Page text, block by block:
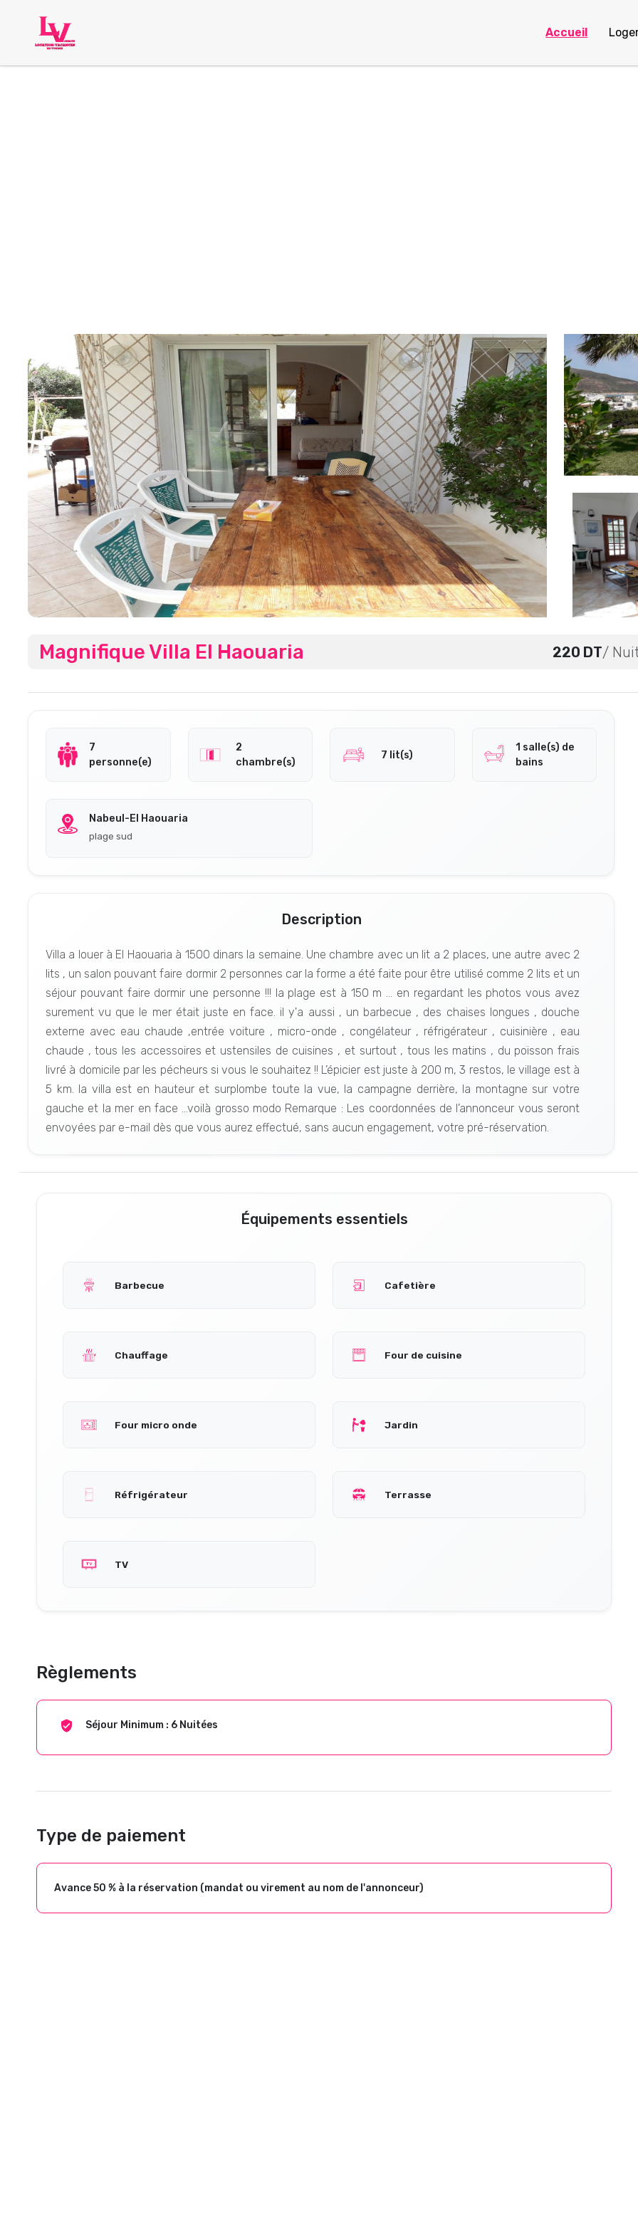
Accueil
Magnifique Villa El Haouaria 220 DT/
7
personne(e)
2
chambre(s)
7 lit(s)
1 salle(s) de
bains
Nabeul-El Haouaria
plage sud
Description
Villa a louer à El Haouaria à 1500 dinars la semaine. Une chambre avec un lit a 2 places, une autre avec 2
lits , un salon pouvant faire dormir 2 personnes car la forme a été faite pour être utilisé comme 2 lits et un
séjour pouvant faire dormir une personne !!! la plage est à 150 m ... en regardant les photos vous avez
surement vu que le mer était juste en face. il y'a aussi , un barbecue , des chaises longues , douche
externe avec eau chaude ,entrée voiture , micro-onde , congélateur , réfrigérateur , cuisinière , eau
chaude , tous les accessoires et ustensiles de cuisines , et surtout , tous les matins , du poisson frais
livré à domicile par les pécheurs si vous le souhaitez !! L’épicier est juste à 200 m, 3 restos, le village est à
5 km. la villa est en hauteur et surplombe toute la vue, la campagne derrière, la montagne sur votre
gauche et la mer en face ...voilà grosso modo Remarque : Les coordonnées de l’annonceur vous seront
envoyées par e-mail dès que vous aurez effectué, sans aucun engagement, votre pré-réservation.
Équipements essentiels
Barbecue Cafetière
Chauffage Four de cuisine
Four micro onde Jardin
Réfrigérateur Terrasse
TV
Règlements
Séjour Minimum : 6 Nuitées
Type de paiement
Avance 50 % à la réservation (mandat ou virement au nom de l'annonceur)